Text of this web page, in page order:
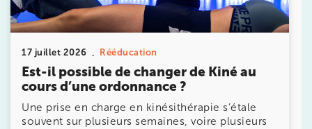
17 juillet 2026 Rééducation
Est-il possible de changer de Kiné au
cours d’une ordonnance ?
Une prise en charge en kinésithérapie s’étale
souvent sur plusieurs semaines, voire plusieurs
75015 Paris
75015 Paris
01 43 31 00 33
Prenez RDV sur
Prenez RDV sur
IK PARIS 6 – CASSETTE